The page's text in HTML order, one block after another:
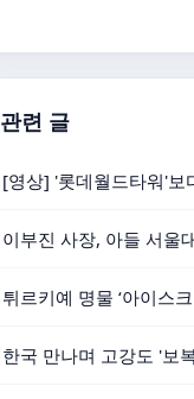
관련 글
[영상] '롯데월드타워'보
이부진 사장, 아들 서울
튀르키예 명물 ‘아이스
한국 만나며 고강도 '보